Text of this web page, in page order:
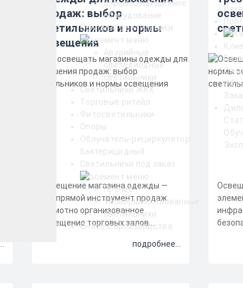
Взрывозащищенное
оборудование
Офисные светильники
Аварийные
светодиодные
светильники
Светильники ЖКХ
Торговые ритейл
Фитосветильники
Опоры
Облучатель-рециркулятор
бактерицидный
Светильники под заказ
Прочее
Усовершенствованные
светильники
Снято с производства
продаж: выбор
светильников и нормы
освещения
Освещение магазина одежды —
это прямой инструмент продаж.
Грамотно организованное
освещение торговых залов
подробнее...